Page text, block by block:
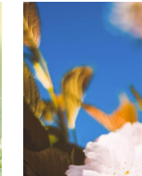
としたシーンで
て下さいね。 ...